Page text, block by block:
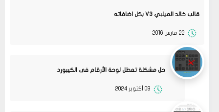
قالب خالد الميلبي V3 بكل اضافاته
22 مارس 2016
حل مشكلة تعطل لوحة الأرقام فى الكيبورد
09 أكتوبر 2024